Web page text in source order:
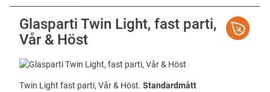
Glasparti Twin Light, fast parti,
Vår & Höst
Twin Light fast parti, Vår & Höst. Standardmått